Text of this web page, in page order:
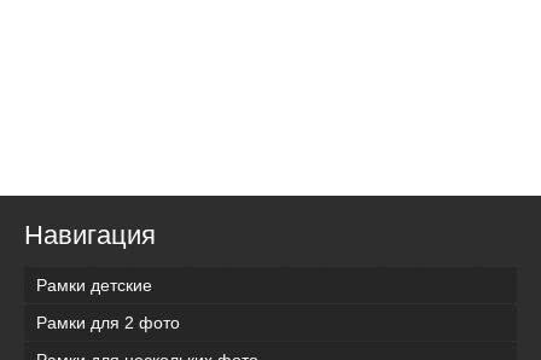
Навигация
Рамки детские
Рамки для 2 фото